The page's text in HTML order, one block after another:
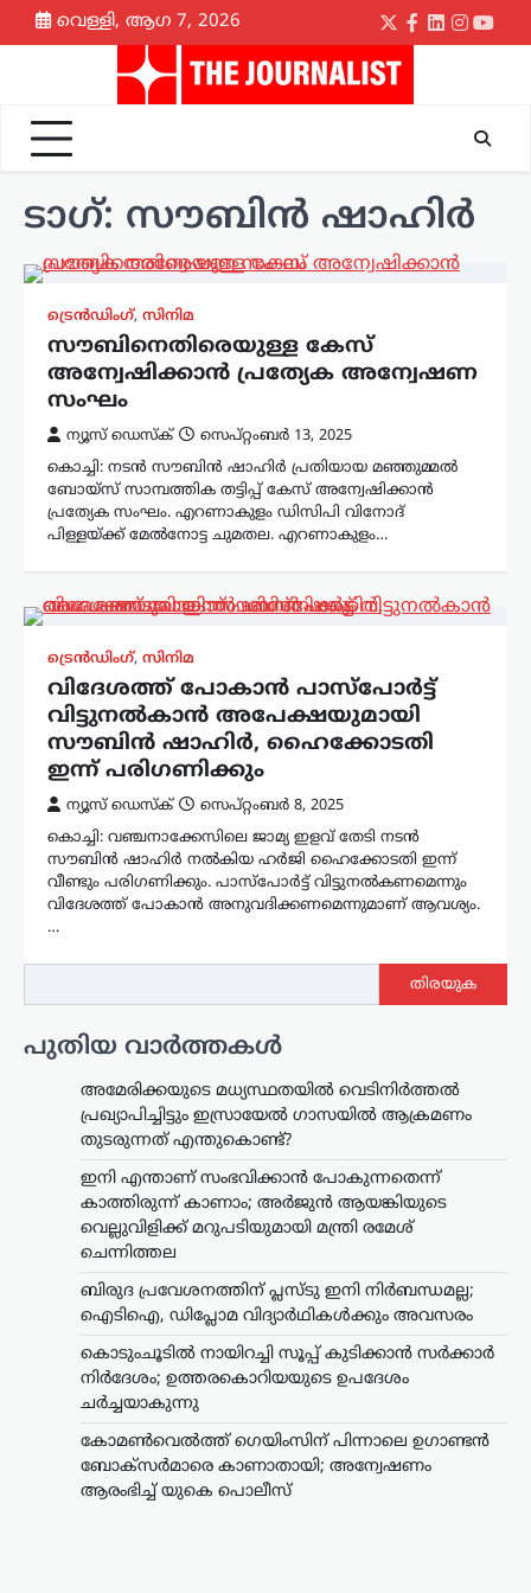
Skip
to
വെള്ളി, ആഗ 7, 2026
Twitter
Facebook
LinkedIn
ടാഗ്: സൗബിൻ ഷാഹിർ
ട്രെൻഡിംഗ്, സിനിമ
സൗബിനെതിരെയുള്ള കേസ്
അന്വേഷിക്കാൻ പ്രത്യേക അന്വേഷണ
സംഘം
ന്യൂസ് ഡെസ്ക്
സെപ്റ്റംബർ 13, 2025
കൊച്ചി: നടൻ സൗബിൻ ഷാഹിർ പ്രതിയായ മഞ്ഞുമ്മൽ
ബോയ്സ് സാമ്പത്തിക തട്ടിപ്പ് കേസ് അന്വേഷിക്കാൻ
പ്രത്യേക സംഘം. എറണാകുളം ഡിസിപി വിനോദ്
പിള്ളയ്ക്ക് മേൽനോട്ട ചുമതല. എറണാകുളം…
ട്രെൻഡിംഗ്, സിനിമ
വിദേശത്ത് പോകാൻ പാസ്പോർട്ട്
വിട്ടുനൽകാൻ അപേക്ഷയുമായി
സൗബിൻ ഷാഹിർ, ഹൈക്കോടതി
ഇന്ന് പരിഗണിക്കും
ന്യൂസ് ഡെസ്ക്
സെപ്റ്റംബർ 8, 2025
കൊച്ചി: വഞ്ചനാക്കേസിലെ ജാമ്യ ഇളവ് തേടി നടൻ
സൗബിൻ ഷാഹിർ നൽകിയ ഹർജി ഹൈക്കോടതി ഇന്ന്
വീണ്ടും പരിഗണിക്കും. പാസ്പോർട്ട് വിട്ടുനൽകണമെന്നും
വിദേശത്ത് പോകാൻ അനുവദിക്കണമെന്നുമാണ് ആവശ്യം.
…
തിരയുക
പുതിയ വാർത്തകൾ
അമേരിക്കയുടെ മധ്യസ്ഥതയിൽ വെടിനിർത്തൽ
പ്രഖ്യാപിച്ചിട്ടും ഇസ്രായേൽ ഗാസയിൽ ആക്രമണം
തുടരുന്നത് എന്തുകൊണ്ട്?
ഇനി എന്താണ് സംഭവിക്കാൻ പോകുന്നതെന്ന്
കാത്തിരുന്ന് കാണാം; അർജുൻ ആയങ്കിയുടെ
വെല്ലുവിളിക്ക് മറുപടിയുമായി മന്ത്രി രമേശ്
ചെന്നിത്തല
ബിരുദ പ്രവേശനത്തിന് പ്ലസ്ടു ഇനി നിർബന്ധമല്ല;
ഐടിഐ, ഡിപ്ലോമ വിദ്യാർഥികൾക്കും അവസരം
കൊടുംചൂടിൽ നായിറച്ചി സൂപ്പ് കുടിക്കാൻ സർക്കാർ
നിർദേശം; ഉത്തരകൊറിയയുടെ ഉപദേശം
ചർച്ചയാകുന്നു
കോമൺവെൽത്ത് ഗെയിംസിന് പിന്നാലെ ഉഗാണ്ടൻ
ബോക്സർമാരെ കാണാതായി; അന്വേഷണം
ആരംഭിച്ച് യുകെ പൊലീസ്